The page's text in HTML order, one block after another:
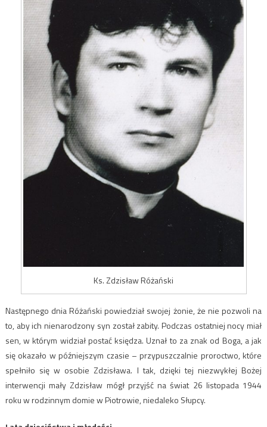
Ks. Zdzisław Różański
Następnego dnia Różański powiedział swojej żonie, że nie pozwoli na
to, aby ich nienarodzony syn został zabity. Podczas ostatniej nocy miał
sen, w którym widział postać księdza. Uznał to za znak od Boga, a jak
się okazało w późniejszym czasie – przypuszczalnie proroctwo, które
spełniło się w osobie Zdzisława. I tak, dzięki tej niezwykłej Bożej
interwencji mały Zdzisław mógł przyjść na świat 26 listopada 1944
roku w rodzinnym domie w Piotrowie, niedaleko Słupcy.